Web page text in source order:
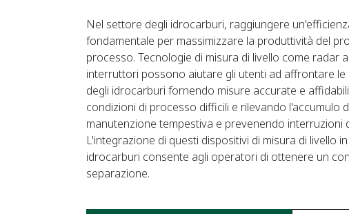
Nel settore degli idrocarburi, raggiungere
fondamentale per massimizzare la produttività del
processo. Tecnologie di misura di livello come radar
interruttori possono aiutare gli utenti ad affrontare
degli idrocarburi fornendo misure accurate e
condizioni di processo difficili e rilevando l'accumulo
manutenzione tempestiva e prevenendo interruzioni
L'integrazione di questi dispositivi di misura di livello
idrocarburi consente agli operatori di ottenere un
separazione.